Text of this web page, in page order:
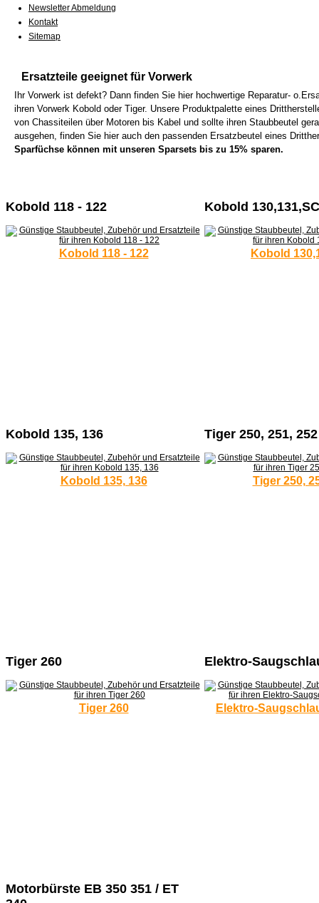
Newsletter Abmeldung
Kontakt
Sitemap
Ersatzteile geeignet für Vorwerk
Ihr Vorwerk ist defekt? Dann finden Sie hier hochwertige Reparatur-
ihren Vorwerk Kobold oder Tiger. Unsere Produktpalette eines
von Chassiteilen über Motoren bis Kabel und sollte ihren Staubbeutel
ausgehen, finden Sie hier auch den passenden Ersatzbeutel eines
Sparfüchse können mit unseren Sparsets bis zu 15% sparen.
Kobold 118 - 122
Kobold 118 - 122
Kobold 130,131,SC
Kobold
Kobold 135, 136
Kobold 135, 136
Tiger 250, 251, 252
Tiger 250,
Tiger 260
Tiger 260
Elektro-
Elektro-
Motorbürste EB 350 351 / ET